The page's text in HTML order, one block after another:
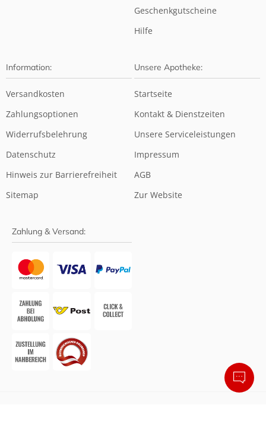
Geschenkgutscheine
Hilfe
Information:
Versandkosten
Zahlungsoptionen
Widerrufsbelehrung
Datenschutz
Hinweis zur Barrierefreiheit
Sitemap
Unsere Apotheke:
Startseite
Kontakt & Dienstzeiten
Unsere Serviceleistungen
Impressum
AGB
Zur Website
Zahlung & Versand: